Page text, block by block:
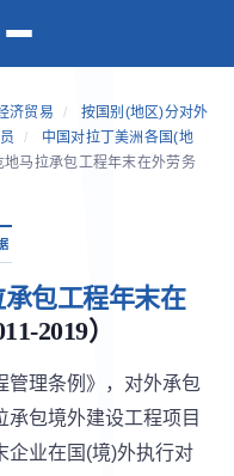
济贸易 /
按国别(地区)分对外
/
中国对拉丁美洲各国(地
地马拉承包工程年末在外劳务
包工程年末在
2019）
管理条例》，对外承包
承包境外建设工程项目
企业在国(境)外执行对